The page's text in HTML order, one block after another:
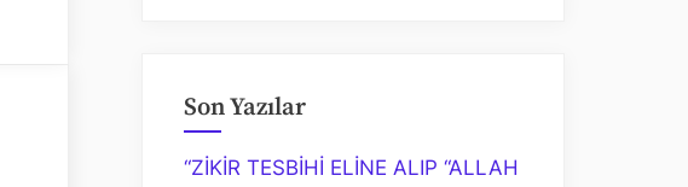
Son Yazılar
“ZİKİR TESBİHİ ELİNE ALIP “ALLAH